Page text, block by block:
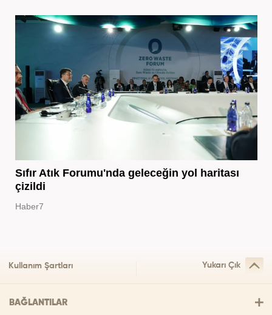
Sıfır Atık Forumu'nda geleceğin yol haritası
çizildi
Haber7
Kullanım Şartları Yukarı Çık
BAĞLANTILAR